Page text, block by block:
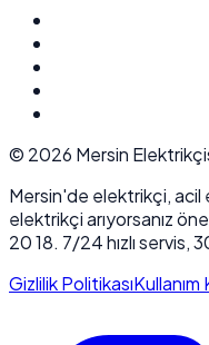
© 2026 Mersin
Mersin'de elektrikçi, acil
elektrikçi arıyorsanız
20 18. 7/24 hızlı servis,
Gizlilik PolitikasıKullanım